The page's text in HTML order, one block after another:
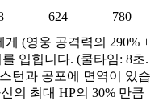
624
780
(영웅 공격력의 290% +
입힙니다. (쿨타임: 8초.
턴과 공포에 면역이 있습
의 최대 HP의 30% 만큼